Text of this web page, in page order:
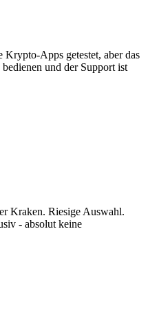
Krypto-Apps getestet, aber das
und der Support ist
Kraken. Riesige Auswahl.
- absolut keine